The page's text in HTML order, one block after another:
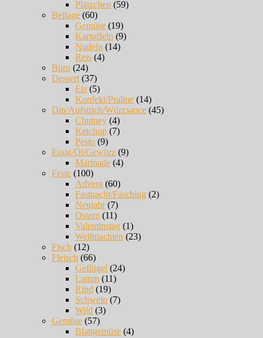
Plätzchen (59)
Beilage (60)
Gemüse (19)
Kartoffeln (9)
Nudeln (14)
Reis (4)
Büro (24)
Dessert (37)
Eis (5)
Konfekt/Praline (14)
Dip/Aufstrich/Würzsauce (45)
Chutney (4)
Ketchup (7)
Pesto (9)
Essig/Öl/Gewürz (9)
Marinade (4)
Feste (100)
Advent (60)
Fastnacht/Fasching (2)
Neujahr(7)
Ostern (11)
Valentinstag (1)
Weihnachten (23)
Fisch (12)
Fleisch (66)
Geflügel (24)
Lamm (11)
Rind (19)
Schwein (7)
Wild (3)
Gemüse (57)
Blattgemüse (4)